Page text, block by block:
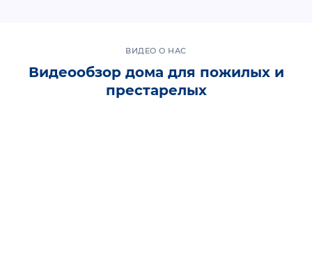
ВИДЕО О НАС
Видеообзор дома для пожилых и
престарелых